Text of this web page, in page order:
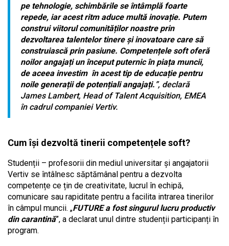
pe tehnologie, schimbările se întâmplă foarte
repede, iar acest ritm aduce multă inovație. Putem
construi viitorul comunităților noastre prin
dezvoltarea talentelor tinere și inovatoare care să
construiască prin pasiune. Competențele soft oferă
noilor angajați un început puternic în piața muncii,
de aceea investim în acest tip de educație pentru
noile generații de potențiali angajați.”, declară
James Lambert, Head of Talent Acquisition, EMEA
în cadrul companiei Vertiv.
Cum își dezvoltă tinerii competențele soft?
Studenții – profesorii din mediul universitar și angajatorii
Vertiv se întâlnesc săptămânal pentru a dezvolta
competențe ce țin de creativitate, lucrul în echipă,
comunicare sau rapiditate pentru a facilita intrarea tinerilor
în câmpul muncii. „FUTURE a fost singurul lucru productiv
din carantină”, a declarat unul dintre studenții participanți în
program.